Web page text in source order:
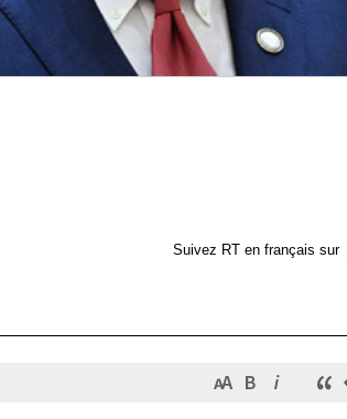
Suivez RT en français sur